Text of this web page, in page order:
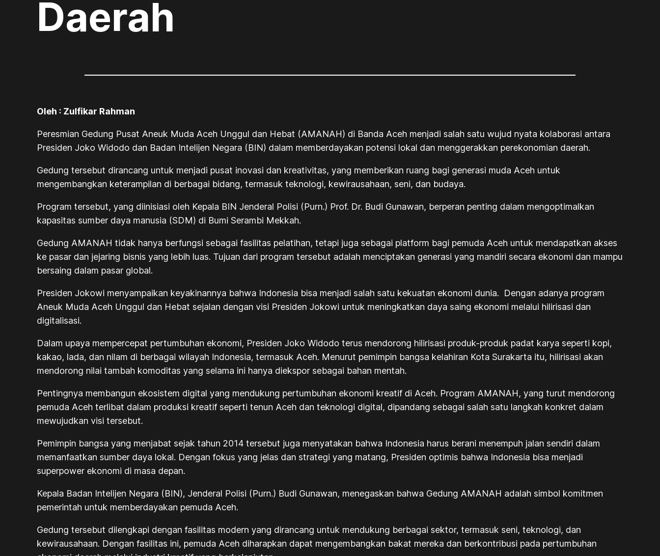
Daerah
Oleh : Zulfikar Rahman
Peresmian Gedung Pusat Aneuk Muda Aceh Unggul dan Hebat (AMANAH) di Banda Aceh menjadi salah satu wujud nyata kolaborasi antara
Presiden Joko Widodo dan Badan Intelijen Negara (BIN) dalam memberdayakan potensi lokal dan menggerakkan perekonomian daerah.
Gedung tersebut dirancang untuk menjadi pusat inovasi dan kreativitas, yang memberikan ruang bagi generasi muda Aceh untuk
mengembangkan keterampilan di berbagai bidang, termasuk teknologi, kewirausahaan, seni, dan budaya.
Program tersebut, yang diinisiasi oleh Kepala BIN Jenderal Polisi (Purn.) Prof. Dr. Budi Gunawan, berperan penting dalam mengoptimalkan
kapasitas sumber daya manusia (SDM) di Bumi Serambi Mekkah.
Gedung AMANAH tidak hanya berfungsi sebagai fasilitas pelatihan, tetapi juga sebagai platform bagi pemuda Aceh untuk mendapatkan akses
ke pasar dan jejaring bisnis yang lebih luas. Tujuan dari program tersebut adalah menciptakan generasi yang mandiri secara ekonomi dan mampu
bersaing dalam pasar global.
Presiden Jokowi menyampaikan keyakinannya bahwa Indonesia bisa menjadi salah satu kekuatan ekonomi dunia. Dengan adanya program
Aneuk Muda Aceh Unggul dan Hebat sejalan dengan visi Presiden Jokowi untuk meningkatkan daya saing ekonomi melalui hilirisasi dan
digitalisasi.
Dalam upaya mempercepat pertumbuhan ekonomi, Presiden Joko Widodo terus mendorong hilirisasi produk-produk padat karya seperti kopi,
kakao, lada, dan nilam di berbagai wilayah Indonesia, termasuk Aceh. Menurut pemimpin bangsa kelahiran Kota Surakarta itu, hilirisasi akan
mendorong nilai tambah komoditas yang selama ini hanya diekspor sebagai bahan mentah.
Pentingnya membangun ekosistem digital yang mendukung pertumbuhan ekonomi kreatif di Aceh. Program AMANAH, yang turut mendorong
pemuda Aceh terlibat dalam produksi kreatif seperti tenun Aceh dan teknologi digital, dipandang sebagai salah satu langkah konkret dalam
mewujudkan visi tersebut.
Pemimpin bangsa yang menjabat sejak tahun 2014 tersebut juga menyatakan bahwa Indonesia harus berani menempuh jalan sendiri dalam
memanfaatkan sumber daya lokal. Dengan fokus yang jelas dan strategi yang matang, Presiden optimis bahwa Indonesia bisa menjadi
superpower ekonomi di masa depan.
Kepala Badan Intelijen Negara (BIN), Jenderal Polisi (Purn.) Budi Gunawan, menegaskan bahwa Gedung AMANAH adalah simbol komitmen
pemerintah untuk memberdayakan pemuda Aceh.
Gedung tersebut dilengkapi dengan fasilitas modern yang dirancang untuk mendukung berbagai sektor, termasuk seni, teknologi, dan
kewirausahaan. Dengan fasilitas ini, pemuda Aceh diharapkan dapat mengembangkan bakat mereka dan berkontribusi pada pertumbuhan